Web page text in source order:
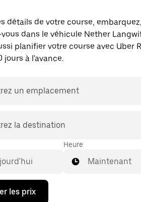
détails de votre course,
dans le véhicule Nether
planifier votre course avec Uber
jours à l'avance.
un emplacement
la destination
Heure
Maintenant
les prix